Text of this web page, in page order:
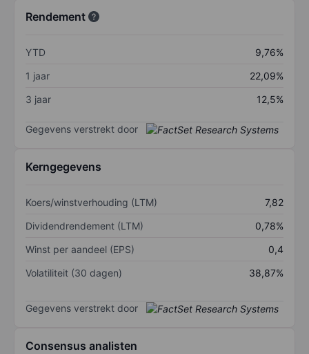
Rendement
YTD
9,76%
1 jaar
22,09%
3 jaar
12,5%
Gegevens verstrekt door
Kerngegevens
Koers/winstverhouding (LTM)
7,82
Dividendrendement (LTM)
0,78%
Winst per aandeel (EPS)
0,4
Volatiliteit (30 dagen)
38,87%
Gegevens verstrekt door
Consensus analisten